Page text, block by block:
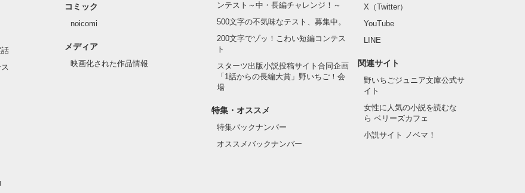
コミック
noicomi
メディア
映画化された作品情報
ンテスト～中・長編チャレンジ！～
500文字の不気味なテスト、募集中。
200文字でゾッ！こわい短編コンテス
ト
スターツ出版小説投稿サイト合同企画
「1話からの長編大賞」野いちご！会
場
特集・オススメ
特集バックナンバー
オススメバックナンバー
X（Twitter）
YouTube
LINE
関連サイト
野いちごジュニア文庫公式サ
イト
女性に人気の小説を読むな
ら ベリーズカフェ
小説サイト ノベマ！